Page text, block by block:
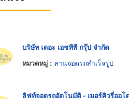
บริษัท เดอะ เอชทีพี กรุ๊ป จำกัด
หมวดหมู่ : ลานจอดรถสำเร็จรูป
ลิฟท์จอดรถอัตโนมัติ - เมอร์คิวรี่ออโ